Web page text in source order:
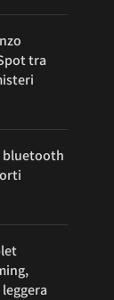
tra
bluetooth